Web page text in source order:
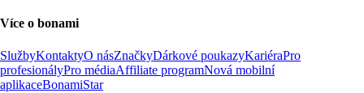
Více o bonami
SlužbyKontaktyO násZnačkyDárkové poukazyKariéraPro
profesionályPro médiaAffiliate programNová mobilní
aplikaceBonamiStar